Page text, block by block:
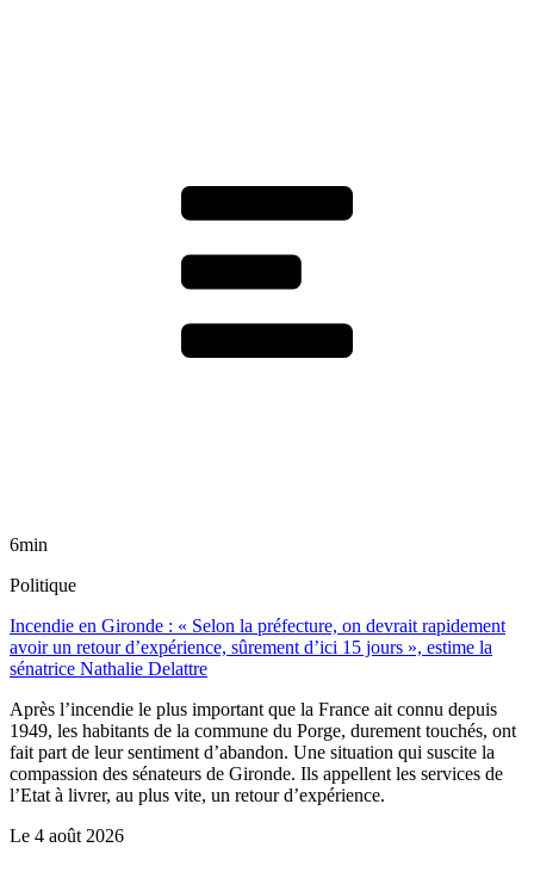
6min
Politique
Incendie en Gironde : « Selon la préfecture, on devrait rapidement
avoir un retour d’expérience, sûrement d’ici 15 jours », estime la
sénatrice Nathalie Delattre
Après l’incendie le plus important que la France ait connu depuis
1949, les habitants de la commune du Porge, durement touchés, ont
fait part de leur sentiment d’abandon. Une situation qui suscite la
compassion des sénateurs de Gironde. Ils appellent les services de
l’Etat à livrer, au plus vite, un retour d’expérience.
Le 4 août 2026